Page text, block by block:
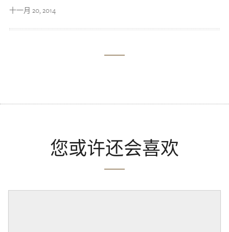
十一月 20, 2014
您或许还会喜欢